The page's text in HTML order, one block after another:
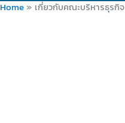
Home เกี่ยวกับคณะบริหารธุรกิจ